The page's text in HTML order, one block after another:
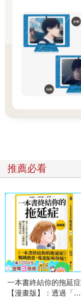
推薦必看
一本書終結你的拖延症
【漫畫版】：透過「小